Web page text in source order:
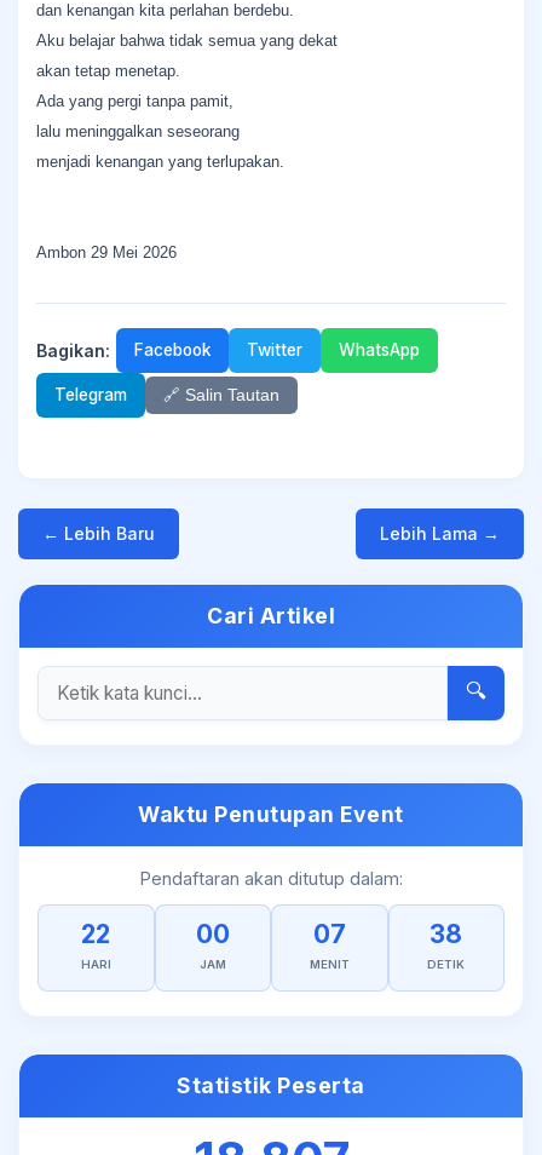
dan kenangan kita perlahan berdebu.
Aku belajar bahwa tidak semua yang dekat
akan tetap menetap.
Ada yang pergi tanpa pamit,
lalu meninggalkan seseorang
menjadi kenangan yang terlupakan.
Ambon 29 Mei 2026
Bagikan: Facebook Twitter WhatsApp
Telegram 🔗 Salin Tautan
← Lebih Baru Lebih Lama →
Cari Artikel
🔍
Waktu Penutupan Event
Pendaftaran akan ditutup dalam:
22
HARI
00
JAM
07
MENIT
38
DETIK
Statistik Peserta